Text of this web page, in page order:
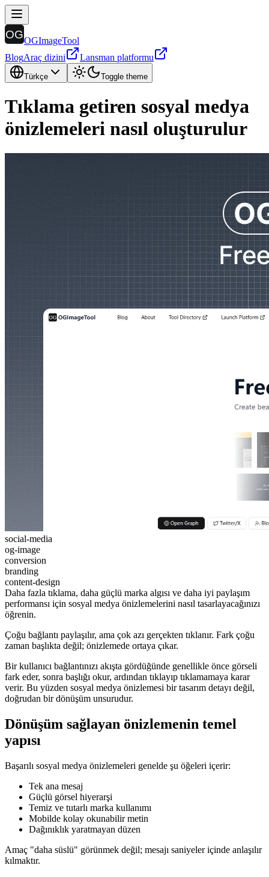
OGImageTool
BlogAraç dizini Lansman platformu
Türkçe Toggle theme
Tıklama getiren sosyal medya
önizlemeleri nasıl oluşturulur
social-media
og-image
conversion
branding
content-design
Daha fazla tıklama, daha güçlü marka algısı ve daha iyi paylaşım
performansı için sosyal medya önizlemelerini nasıl tasarlayacağınızı
öğrenin.
Çoğu bağlantı paylaşılır, ama çok azı gerçekten tıklanır. Fark çoğu
zaman başlıkta değil; önizlemede ortaya çıkar.
Bir kullanıcı bağlantınızı akışta gördüğünde genellikle önce görseli
fark eder, sonra başlığı okur, ardından tıklayıp tıklamamaya karar
verir. Bu yüzden sosyal medya önizlemesi bir tasarım detayı değil,
doğrudan bir dönüşüm unsurudur.
Dönüşüm sağlayan önizlemenin temel
yapısı
Başarılı sosyal medya önizlemeleri genelde şu öğeleri içerir:
Tek ana mesaj
Güçlü görsel hiyerarşi
Temiz ve tutarlı marka kullanımı
Mobilde kolay okunabilir metin
Dağınıklık yaratmayan düzen
Amaç "daha süslü" görünmek değil; mesajı saniyeler içinde anlaşılır
kılmaktır.